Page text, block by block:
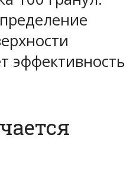
эффективность